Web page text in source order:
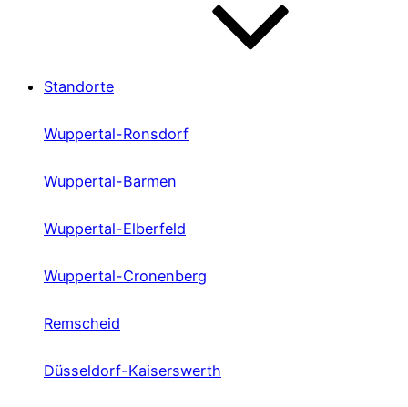
Standorte
Wuppertal-Ronsdorf
Wuppertal-Barmen
Wuppertal-Elberfeld
Wuppertal-Cronenberg
Remscheid
Düsseldorf-Kaiserswerth